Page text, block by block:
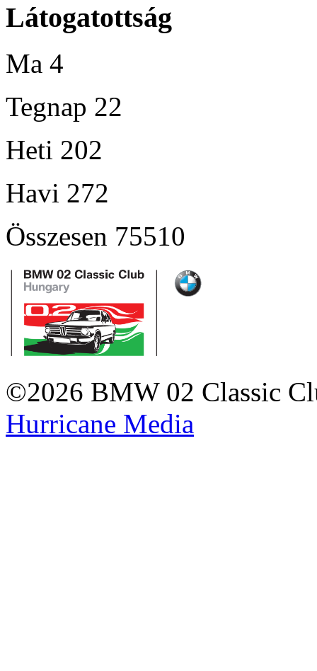
Látogatottság
Ma 4
Tegnap 22
Heti 202
Havi 272
Összesen 75510
©2026 BMW 02 Classic
Hurricane Media